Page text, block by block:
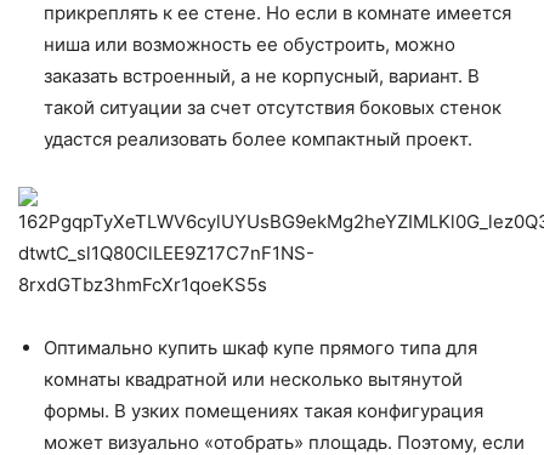
прикреплять к ее стене. Но если в комнате имеется
ниша или возможность ее обустроить, можно
заказать встроенный, а не корпусный, вариант. В
такой ситуации за счет отсутствия боковых стенок
удастся реализовать более компактный проект.
Оптимально купить шкаф купе прямого типа для
комнаты квадратной или несколько вытянутой
формы. В узких помещениях такая конфигурация
может визуально «отобрать» площадь. Поэтому, если